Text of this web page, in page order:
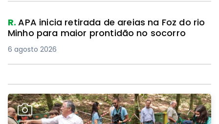
R.APA inicia retirada de areias na Foz do rio
Minho para maior prontidão no socorro
6 agosto 2026